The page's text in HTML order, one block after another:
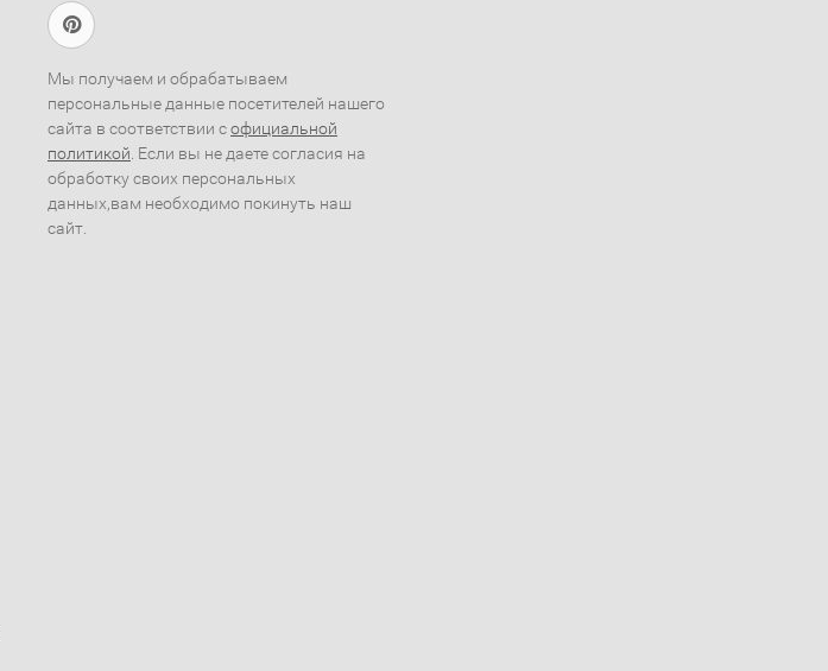
Мы получаем и обрабатываем
персональные данные посетителей нашего
сайта в соответствии софициальной
политикой . Если вы не даете согласия на
обработку своих персональных
данных,вам необходимо покинуть наш
сайт.